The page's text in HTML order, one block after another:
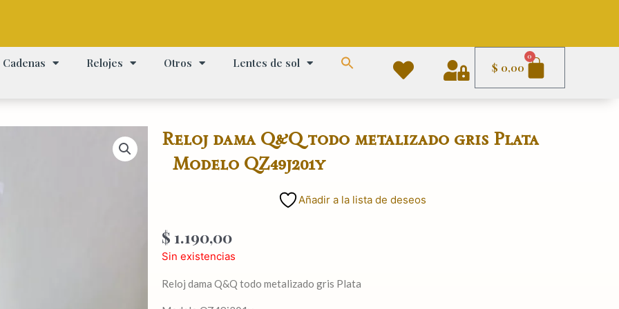
Cadenas Relojes Otros Lentes de sol $ 0,00
0
Carrito
Reloj dama Q&Q todo metalizado gris Plata
Modelo QZ49j201y
Añadir a la lista de deseos
$ 1.190,00
Sin existencias
Reloj dama Q&Q todo metalizado gris Plata